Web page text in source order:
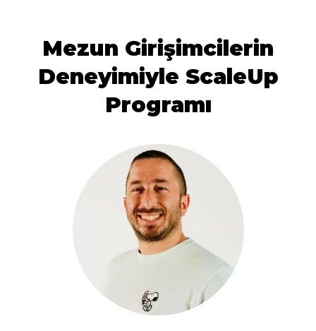
Mezun Girişimcilerin
Deneyimiyle ScaleUp
Programı